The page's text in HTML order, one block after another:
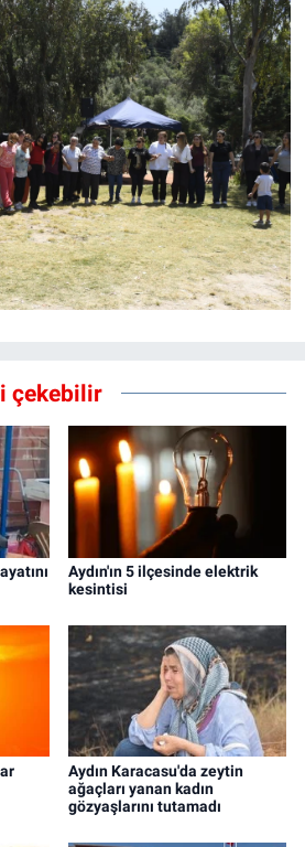
çekebilir
Aydın'ın 5 ilçesinde elektrik
kesintisi
Aydın Karacasu'da zeytin
ağaçları yanan kadın
gözyaşlarını tutamadı